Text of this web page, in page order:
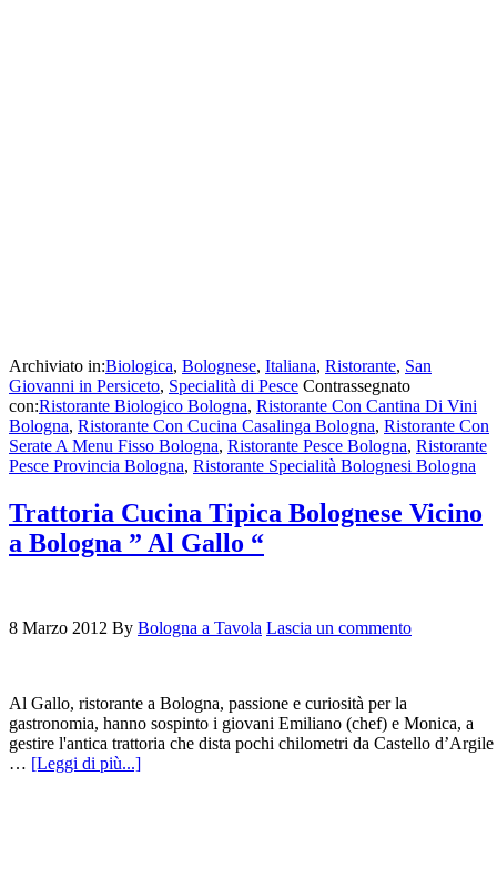
Archiviato in:Biologica, Bolognese, Italiana, Ristorante, San
Giovanni in Persiceto, Specialità di Pesce Contrassegnato
con:Ristorante Biologico Bologna, Ristorante Con Cantina Di Vini
Bologna, Ristorante Con Cucina Casalinga Bologna, Ristorante Con
Serate A Menu Fisso Bologna, Ristorante Pesce Bologna, Ristorante
Pesce Provincia Bologna, Ristorante Specialità Bolognesi Bologna
Trattoria Cucina Tipica Bolognese Vicino
a Bologna ” Al Gallo “
8 Marzo 2012 By Bologna a Tavola Lascia un commento
Al Gallo, ristorante a Bologna, passione e curiosità per la
gastronomia, hanno sospinto i giovani Emiliano (chef) e Monica, a
gestire l'antica trattoria che dista pochi chilometri da Castello d’Argile
… [Leggi di più...]